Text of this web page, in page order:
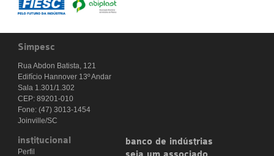
Simpesc
Rua Abdon Batista, 121
Edifício Hannover 13º Andar
Sala 1.301/1.302
CEP: 89201-010
Fone: (47) 3013-1454
Joinville/SC
institucional
Perfil
banco de indústrias